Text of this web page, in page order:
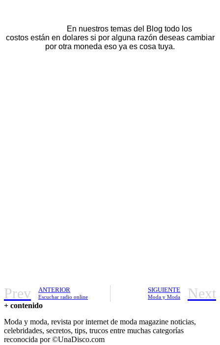
En nuestros temas del Blog todo los
costos están en dolares si por alguna razón deseas cambiar
por otra moneda eso ya es cosa tuya.
Prev ANTERIOR
Escuchar radio online
SIGUIENTE
Moda y Moda Next
+ contenido
Moda y moda, revista por internet de moda magazine noticias,
celebridades, secretos, tips, trucos entre muchas categorías
reconocida por ©UnaDisco.com